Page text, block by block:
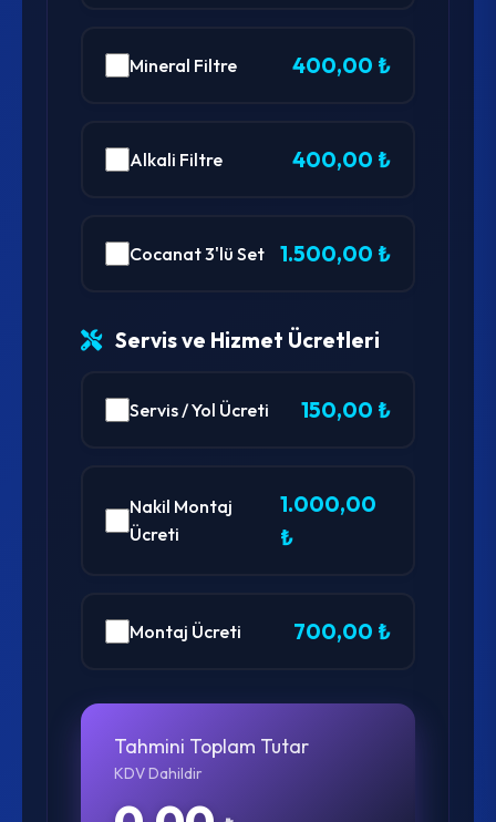
Mineral Filtre 400,00 ₺
Alkali Filtre 400,00 ₺
Cocanat 3'lü Set 1.500,00 ₺
Servis ve Hizmet Ücretleri
Servis / Yol Ücreti 150,00 ₺
Nakil Montaj
Ücreti
1.000,00
₺
Montaj Ücreti 700,00 ₺
Tahmini Toplam Tutar
KDV Dahildir